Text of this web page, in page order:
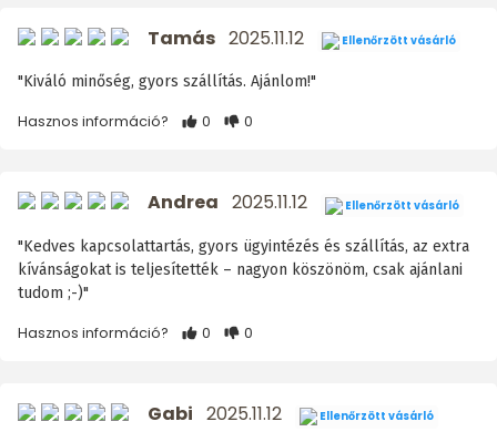
Tamás 2025.11.12 Ellenőrzött vásárló
"Kiváló minőség, gyors szállítás. Ajánlom!"
Hasznos információ? 0 0
Andrea 2025.11.12 Ellenőrzött vásárló
"Kedves kapcsolattartás, gyors ügyintézés és szállítás, az extra
kívánságokat is teljesítették – nagyon köszönöm, csak ajánlani
tudom ;-)"
Hasznos információ? 0 0
Gabi 2025.11.12 Ellenőrzött vásárló